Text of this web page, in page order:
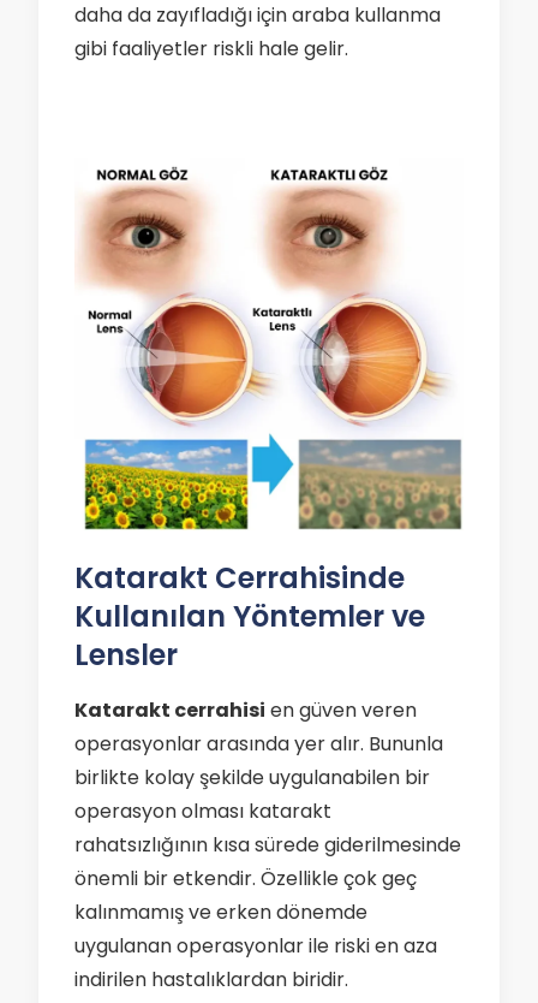
daha da zayıfladığı için araba kullanma
gibi faaliyetler riskli hale gelir.
Katarakt Cerrahisinde
Kullanılan Yöntemler ve
Lensler
Katarakt cerrahisi en güven veren
operasyonlar arasında yer alır. Bununla
birlikte kolay şekilde uygulanabilen bir
operasyon olması katarakt
rahatsızlığının kısa sürede giderilmesinde
önemli bir etkendir. Özellikle çok geç
kalınmamış ve erken dönemde
uygulanan operasyonlar ile riski en aza
indirilen hastalıklardan biridir.